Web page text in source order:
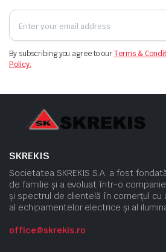
By subscribing you agree to ourTerms &
Policy.
SKREKIS
Societatea SKREKIS S.A. a fost
de familie și a evoluat într-o
și spectrul de clientelă în comerțul cu
al echipamentelor electrice și al
office@skrekis.ro